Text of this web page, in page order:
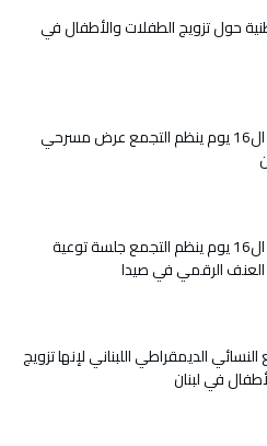
حول تزويج الطفلات والأطفال في
ضمن حملة ال16 يوم ينظم التجمع عرض مسرحي
ضمن حملة ال16 يوم ينظم التجمع جلسة توعية
الرقمي في صيدا
الديمقراطي اللبناني لإنها تزويج
في لبنان